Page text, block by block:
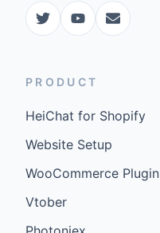
PRODUCT
HeiChat for Shopify
Website Setup
WooCommerce Plugin
Vtober